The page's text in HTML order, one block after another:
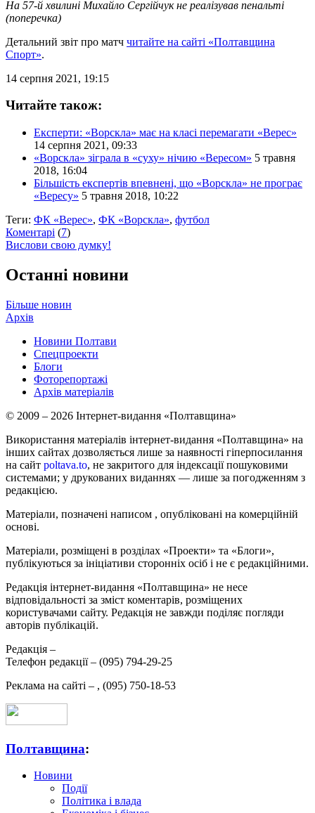
На 57-й хвилині Михайло Сергійчук не реалізував пенальті
(поперечка)
Детальний звіт про матч читайте на сайті «Полтавщина
Спорт».
14 серпня 2021, 19:15
Читайте також:
Експерти: «Ворскла» має на класі перемагати «Верес»
14 серпня 2021, 09:33
«Ворскла» зіграла в «суху» нічию «Вересом» 5 травня
2018, 16:04
Більшість експертів впевнені, що «Ворскла» не програє
«Вересу» 5 травня 2018, 10:22
Теги: ФК «Верес», ФК «Ворскла», футбол
Коментарі (7)
Вислови свою думку!
Останні новини
Більше новин
Архів
Новини Полтави
Спецпроекти
Блоги
Фоторепортажі
Архів матеріалів
© 2009 – 2026 Інтернет-видання «Полтавщина»
Використання матеріалів інтернет-видання «Полтавщина» на
інших сайтах дозволяється лише за наявності гіперпосилання
на сайт poltava.to, не закритого для індексації пошуковими
системами; у друкованих виданнях — лише за погодженням з
редакцією.
Матеріали, позначені написом , опубліковані на комерційній
основі.
Матеріали, розміщені в розділах «Проекти» та «Блоги»,
публікуються за ініціативи сторонніх осіб і не є редакційними.
Редакція інтернет-видання «Полтавщина» не несе
відповідальності за зміст коментарів, розміщених
користувачами сайту. Редакція не завжди поділяє погляди
авторів публікацій.
Редакція –
Телефон редакції – (095) 794-29-25
Реклама на сайті – , (095) 750-18-53
Полтавщина:
Новини
Події
Політика і влада